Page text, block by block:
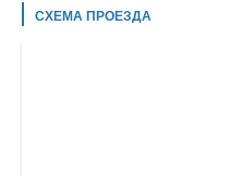
СХЕМА ПРОЕЗДА